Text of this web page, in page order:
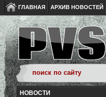
ГЛАВНАЯ АРХИВ НОВОСТЕЙ
НОВОСТИ